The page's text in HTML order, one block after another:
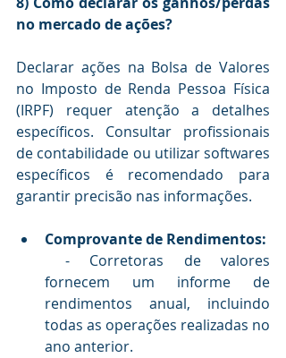
no mercado de ações?
Declarar ações na Bolsa de Valores
no Imposto de Renda Pessoa Física
(IRPF) requer atenção a detalhes
específicos. Consultar profissionais
de contabilidade ou utilizar softwares
específicos é recomendado para
garantir precisão nas informações.
Comprovante de Rendimentos:
fornecem um informe de
rendimentos anual, incluindo
todas as operações realizadas no
ano anterior.